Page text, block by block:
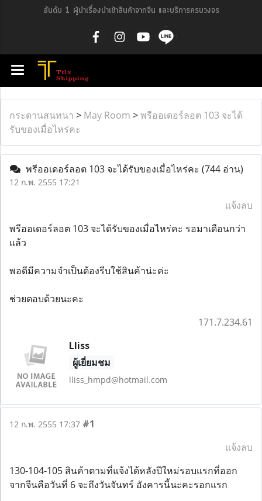
อันดับ 1 ผู้นำเรื่องนำเข้าสินค้าจากจีน และบริการครบวงจร
กระดานสนทนา > May Room >พรีออเดอร์ลอต 103 จะได้
รับของเมื่อไหร่คะ
พรีออเดอร์ลอต 103 จะได้รับของเมื่อไหร่คะ (744 อ่าน)
12 ก.พ. 2555 17:21
แจ้งลบ
พรีออเดอร์ลอต 103 จะได้รับของเมื่อไหร่คะ รอมาเดือนกว่า
แล้ว
พอดีมีความจำเป็นต้องรีบใช้สินค้าน่ะค่ะ
ช่วยตอบด้วยนะคะ
171.7.234.61
Lliss
ผู้เยี่ยมชม
lliss_hmpd@hotmail.com
12 ก.พ. 2555 17:37 #1
แจ้งลบ
130-104-105 สินค้าตามที่แจ้งได้หลังปีใหม่รอบแรกที่ออก
จากจีนคือวันที่ 6 จะถึงวันจันทร์ อังคารนี้นะคะรอกแรก